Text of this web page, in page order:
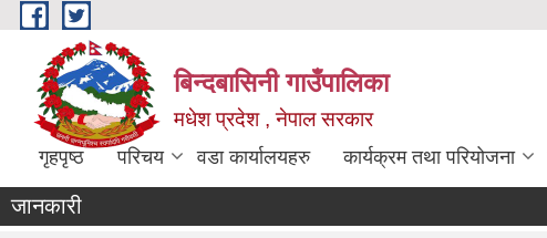
Skip to main content
बिन्दबासिनी गाउँपालिका
मधेश प्रदेश , नेपाल सरकार
गृहपृष्ठ परिचय वडा कार्यालयहरु कार्यक्रम तथा परियोजना
जानकारी